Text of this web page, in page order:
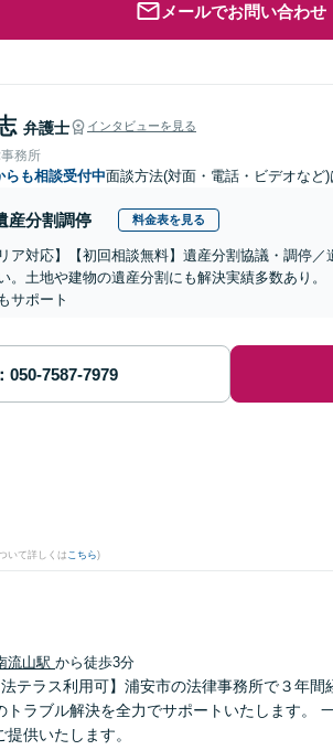
メールでお問い合わせ
弁護士 インタビューを見る
務所
らも相談受付中面談方法(対面・電話・ビデオなど)
産分割調停 料金表を見る
リア対応】【初回相談無料】遺産分割協議・調停
。土地や建物の遺産分割にも解決実績多数あり
サポート
いて詳しくは こちら)
流山駅 から徒歩3分
法テラス利用可】浦安市の法律事務所で３年
を全力でサポートいたします。 一人一人に寄り添い、信頼関係を築きなが
供いたします。